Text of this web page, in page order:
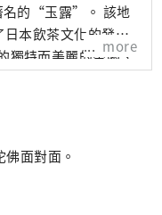
名的“玉露”。 該地
本飲茶文化的發
獨特而美麗的茶園、
more
面對面。